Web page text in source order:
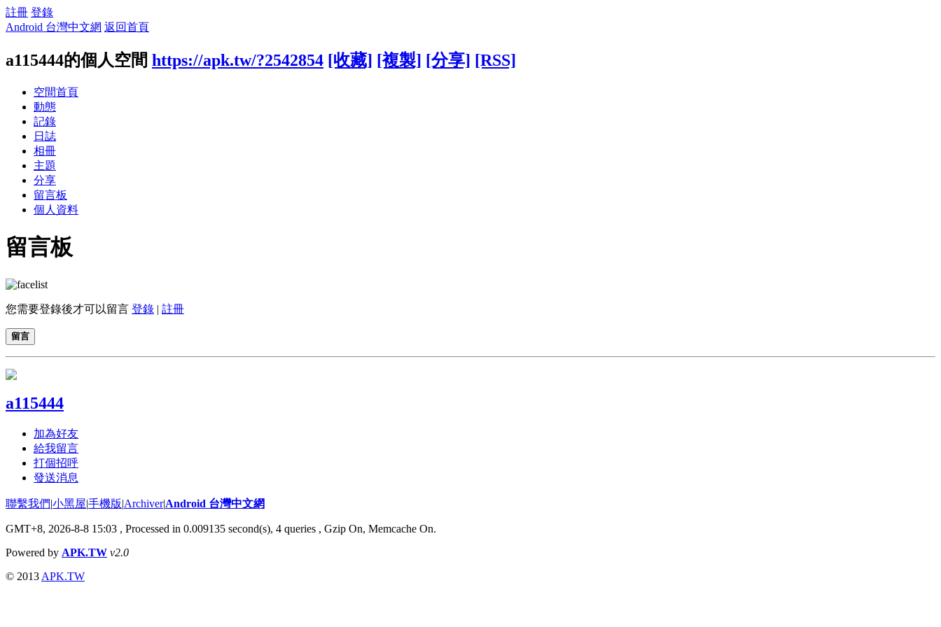
註冊 登錄
Android 台灣中文網 返回首頁
a115444的個人空間 https://apk.tw/?2542854 [收藏] [複製] [分享] [RSS]
空間首頁
動態
記錄
日誌
相冊
主題
分享
留言板
個人資料
留言板
您需要登錄後才可以留言 登錄 | 註冊
留言
a115444
加為好友
給我留言
打個招呼
發送消息
聯繫我們|小黑屋|手機版|Archiver|Android 台灣中文網
GMT+8, 2026-8-8 15:03 , Processed in 0.009135 second(s), 4 queries , Gzip On, Memcache On.
Powered by APK.TW v2.0
© 2013 APK.TW